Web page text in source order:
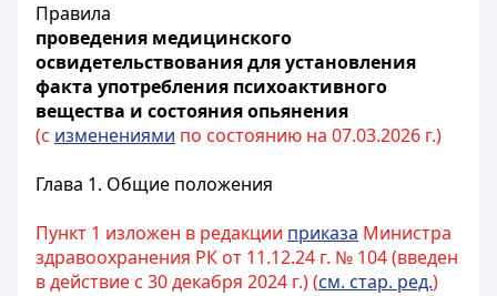
Правила
проведения медицинского
освидетельствования для установления
факта употребления психоактивного
вещества и состояния опьянения
(с изменениями по состоянию на 07.03.2026 г.)
Глава 1. Общие положения
Пункт 1 изложен в редакции приказа Министра
здравоохранения РК от 11.12.24 г. № 104 (введен
в действие с 30 декабря 2024 г.) (см. стар. ред.)